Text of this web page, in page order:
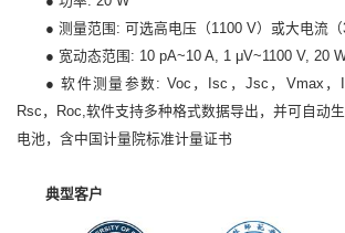
● 测量范围: 可选高电压（1100 V）或大电流（
● 宽动态范围: 10 pA~10 A, 1 μV~1100 V, 20
●软件测量参数: Voc，Isc，Jsc，Vmax，
Rsc，Roc, 软件支持多种格式数据导出，并可自动
电池，含中国计量院标准计量证书
典型客户